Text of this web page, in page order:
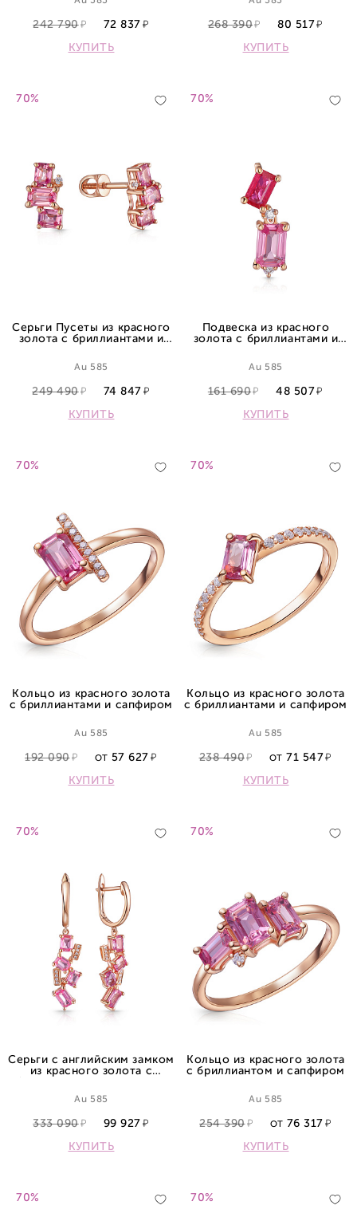
242 790
72 837
КУПИТЬ
268 390
80 517
КУПИТЬ
70%
Серьги Пусеты из красного
золота с бриллиантами и
Au 585
249 490
74 847
КУПИТЬ
70%
Подвеска из красного
золота с бриллиантами и
Au 585
161 690
48 507
КУПИТЬ
70%
Кольцо из красного золота
с бриллиантами и сапфиром
Au 585
192 090 ОТ 57 627
КУПИТЬ
70%
Кольцо из красного золота
с бриллиантами и сапфиром
Au 585
238 490 ОТ 71 547
КУПИТЬ
70%
Серьги с английским замком
из красного золота с
Au 585
333 090
99 927
КУПИТЬ
70%
Кольцо из красного золота
с бриллиантом и сапфиром
Au 585
254 390 ОТ 76 317
КУПИТЬ
70% 70%